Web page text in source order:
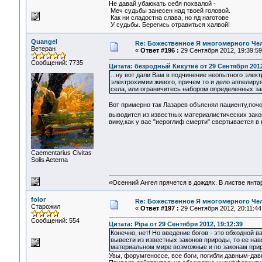
Не давай убаюкать себя похвалой -
Меч судьбы занесен над твоей головой.
Как ни сладостна слава, но яд наготове
У судьбы. Берегись отравиться халвой!
Quangel
Ветеран
Сообщений: 7735
Сaementarius Civitas
Solis Aeterna
Re: Божественное Я многомерного
« Ответ #196 : 29 Сентября 2012,
Цитата: безродный Кикутиё от 29 Сентября
...ну вот дали Вам в подчинение неопытного
электрохимии живого, причем то и дело
села, или ограничитесь набором определенных
Вот примерно так Лазарев объяснял
выводится из известных материалистических
вижу,как у вас "иероглиф смерти" свертывается в
«Осенний Ангел прячется в дождях. В листве
folor
Старожил
Сообщений: 554
Re: Божественное Я многомерного
« Ответ #197 : 29 Сентября 2012,
Цитата: Pipa от 29 Сентября 2012, 19:12:39
Конечно, нет! Но введение богов - это обходной
вывести из известных законов природы, то ее
материальном мире возможные и по законам
Увы, форумгеноссе, все боги, погибли давным-